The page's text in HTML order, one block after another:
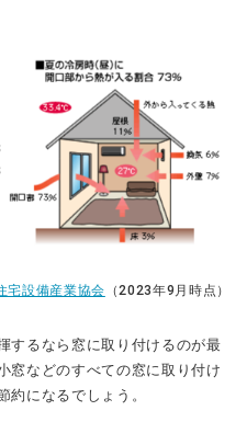
宅設備産業協会 （2023年9月時点）
するなら窓に取り付けるのが最
窓などのすべての窓に取り付け
約になるでしょう。